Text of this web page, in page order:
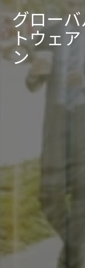
グロー
トウェ
ン